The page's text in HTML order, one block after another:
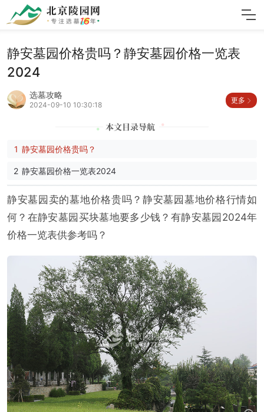
静安墓园价格贵吗？静安墓园价格一览表
2024
选墓攻略
2024-09-10 10:30:18
更多
静安墓园价格贵吗？
静安墓园价格一览表2024
静安墓园卖的墓地价格贵吗？静安墓园墓地价格行情如
何？在静安墓园买块墓地要多少钱？有静安墓园2024年
价格一览表供参考吗？